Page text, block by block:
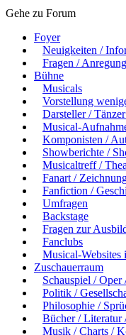
Gehe zu Forum
Foyer
Neuigkeiten /
Fragen /
Bühne
Musicals
Vorstellung
Darsteller /
Musical-
Komponisten /
Showberichte /
Musicaltreff /
Fanart /
Fanfiction /
Umfragen
Backstage
Fragen zur
Fanclubs
Musical-Websites
Zuschauerraum
Schauspiel / Oper
Politik /
Philosophie /
Bücher / Literatur
Musik / Charts /